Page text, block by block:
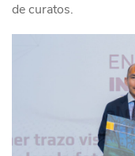
de curatos.